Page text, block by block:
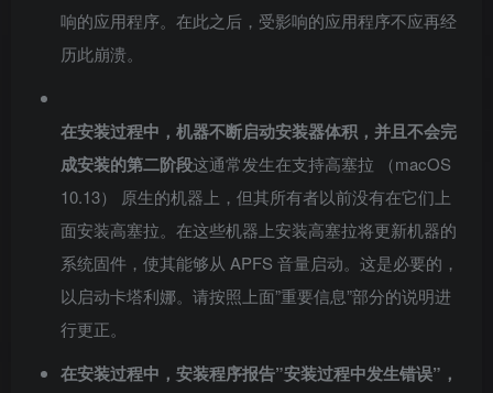
响的应用程序。在此之后，受影响的应用程序不应再经
历此崩溃。
在安装过程中，机器不断启动安装器体积，并且不会完
成安装的第二阶段这通常发生在支持高塞拉 （macOS
10.13） 原生的机器上，但其所有者以前没有在它们上
面安装高塞拉。在这些机器上安装高塞拉将更新机器的
系统固件，使其能够从 APFS 音量启动。这是必要的，
以启动卡塔利娜。请按照上面”重要信息”部分的说明进
行更正。
在安装过程中，安装程序报告”安装过程中发生错误”，